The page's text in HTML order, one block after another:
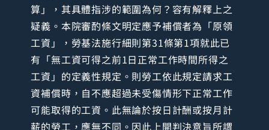
算」，其具體指涉的範圍為何？容有解釋上之
疑義。本院審酌條文明定應予補償者為「原領
工資」，勞基法施行細則第31條第1項就此已
有「無工資可得之前1日正常工作時間所得之
工資」的定義性規定。則勞工依此規定請求工
資補償時，自不應超過未受傷情形下正常工作
可能取得的工資。此無論於按日計酬或按月計
薪的勞工，應無不同。因此上開判決意旨所謂